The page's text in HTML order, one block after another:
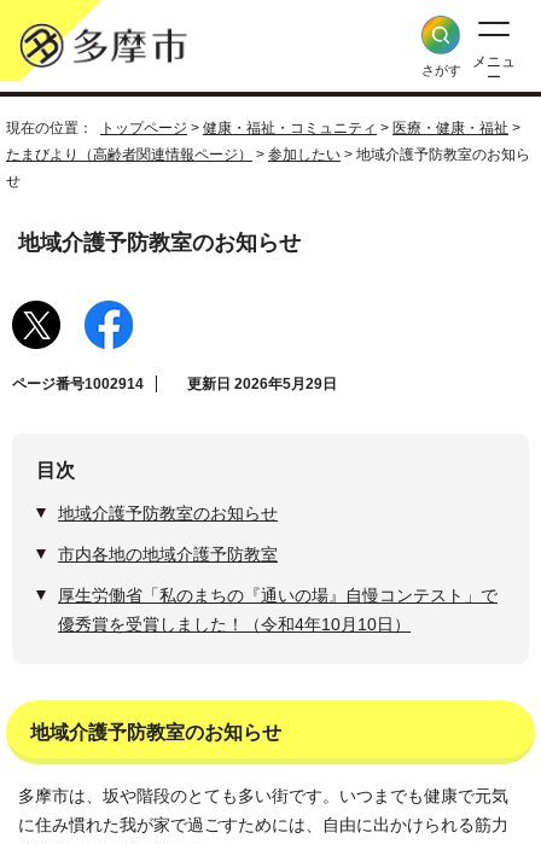
さがす
メニュ
ー
現在の位置： トップページ > 健康・福祉・コミュニティ > 医療・健康・福祉 >
たまびより（高齢者関連情報ページ）
> 参加したい > 地域介護予防教室のお知ら
せ
地域介護予防教室のお知らせ
ページ番号1002914 更新日 2026年5月29日
目次
地域介護予防教室のお知らせ
市内各地の地域介護予防教室
厚生労働省「私のまちの『通いの場』自慢コンテスト」で
優秀賞を受賞しました！（令和4年10月10日）
地域介護予防教室のお知らせ
多摩市は、坂や階段のとても多い街です。いつまでも健康で元気
に住み慣れた我が家で過ごすためには、自由に出かけられる筋力